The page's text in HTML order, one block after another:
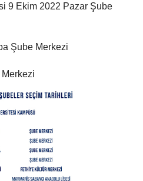
9 Ekim 2022 Pazar Şube
Şube Merkezi